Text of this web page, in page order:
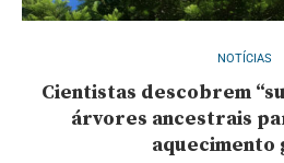
NOTÍCIAS
Cientistas descobrem
árvores ancestrais
aquecimento